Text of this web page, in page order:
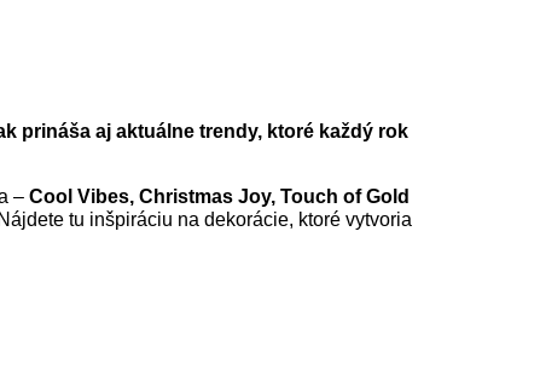
prináša aj aktuálne trendy, ktoré každý rok
– Cool Vibes, Christmas Joy, Touch of Gold
tu inšpiráciu na dekorácie, ktoré vytvoria